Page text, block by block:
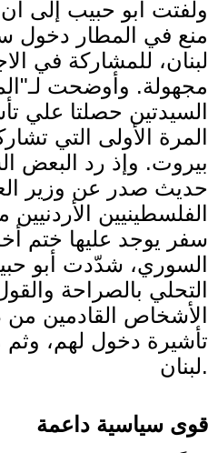
ولفتت أبو حبيب إلى أن
منع في المطار دخول
لبنان، للمشاركة في
مجهولة. وأوضحت
السيدتين حصلتا علي
المرة الأولى التي
بيروت. وإذ رد البعض
حديث صدر عن وزير
الفلسطينيين
سفر يوجد عليها ختم
السوري، شدّدت أبو
التحلي بالصراحة
الأشخاص القادمين من
تأشيرة دخول لهم،
لبنان.
قوى سياسية داعمة